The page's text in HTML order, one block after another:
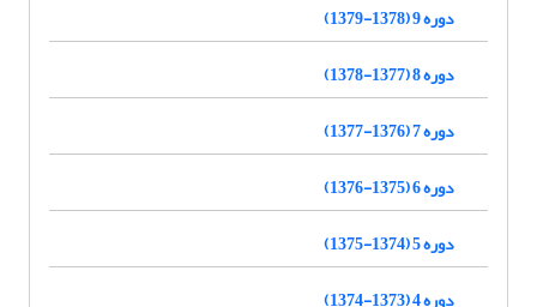
دوره 9 (1378-1379)
دوره 8 (1377-1378)
دوره 7 (1376-1377)
دوره 6 (1375-1376)
دوره 5 (1374-1375)
دوره 4 (1373-1374)